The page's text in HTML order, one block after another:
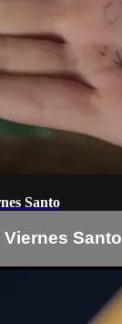
Santo
Santo